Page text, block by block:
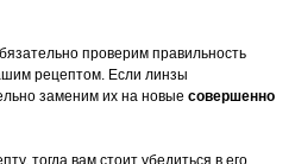
проверим правильность
рецептом. Если линзы
заменим их на новые совершенно